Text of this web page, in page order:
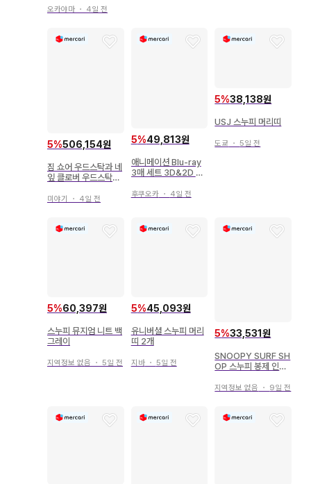
오카야마 ・ 4일 전
5%506,154원
짐 쇼어 우드스탁과 네
잎 클로버 우드스탁의
미야기 ・ 4일 전
5%49,813원
애니메이션 Blu-ray
3매 세트 3D&2D BD
피 THE PEANUTS
후쿠오카・ 4일 전
5%38,138원
USJ 스누피 머리띠
도쿄 ・5일 전
5%60,397원
스누피 뮤지엄 니트 백
그레이
지역정보 없음 ・ 5일 전
5%45,093원
유니버셜 스누피 머리
띠 2개
지바・ 5일 전
5%33,531원
SNOOPY SURF SH
OP 스누피 봉제 인형
지역정보 없음 ・ 9일 전